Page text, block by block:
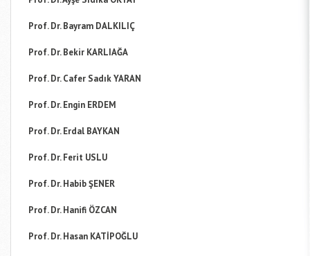
Prof. Dr. Bayram DALKILIÇ
Prof. Dr. Bekir KARLIAĞA
Prof. Dr. Cafer Sadık YARAN
Prof. Dr. Engin ERDEM
Prof. Dr. Erdal BAYKAN
Prof. Dr. Ferit USLU
Prof. Dr. Habib ŞENER
Prof. Dr. Hanifi ÖZCAN
Prof. Dr. Hasan KATİPOĞLU